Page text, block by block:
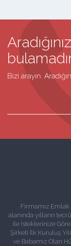
Bizi arayın.
Firmamız Emlak
alanında yılların
ile İsteklerinize
Şirketi İlk Kuruluş
ve Babamız Olan